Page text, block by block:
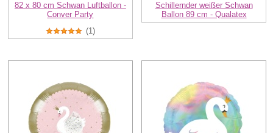
82 x 80 cm Schwan Luftballon -
Conver Party
(1)
Schillernder weißer Schwan
Ballon 89 cm - Qualatex